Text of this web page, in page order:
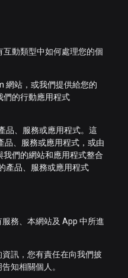
動類型中如何處理您的個
網站，或我們提供給您的
們的行動應用程式
品、服務或應用程式。這
品、服務或應用程式，或由
們的網站和應用程式整合
產品、服務或應用程式
務、本網站及 App 中所進
訊，您有責任在向我們披
知相關個人。